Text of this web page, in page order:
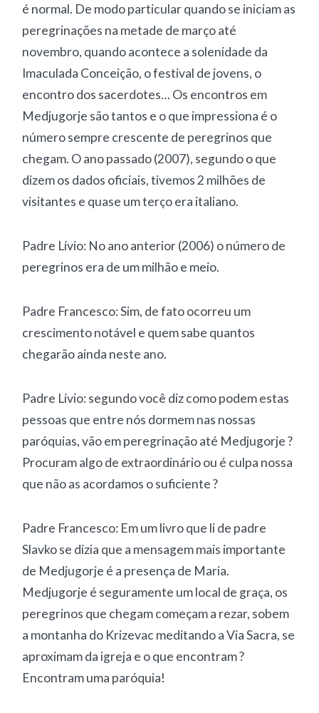
é normal. De modo particular quando se iniciam as
peregrinações na metade de março até
novembro, quando acontece a solenidade da
Imaculada Conceição, o festival de jovens, o
encontro dos sacerdotes… Os encontros em
Medjugorje são tantos e o que impressiona é o
número sempre crescente de peregrinos que
chegam. O ano passado (2007), segundo o que
dizem os dados oficiais, tivemos 2 milhões de
visitantes e quase um terço era italiano.
Padre Lívio: No ano anterior (2006) o número de
peregrinos era de um milhão e meio.
Padre Francesco: Sim, de fato ocorreu um
crescimento notável e quem sabe quantos
chegarão ainda neste ano.
Padre Lívio: segundo você diz como podem estas
pessoas que entre nós dormem nas nossas
paróquias, vão em peregrinação até Medjugorje ?
Procuram algo de extraordinário ou é culpa nossa
que não as acordamos o suficiente ?
Padre Francesco: Em um livro que li de padre
Slavko se dizia que a mensagem mais importante
de Medjugorje é a presença de Maria.
Medjugorje é seguramente um local de graça, os
peregrinos que chegam começam a rezar, sobem
a montanha do Krizevac meditando a Via Sacra, se
aproximam da igreja e o que encontram ?
Encontram uma paróquia!